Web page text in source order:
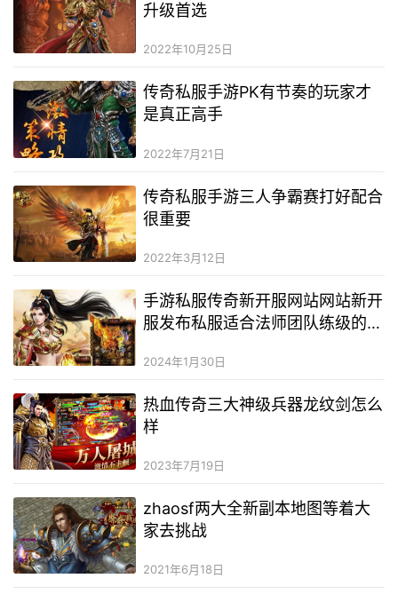
升级首选
2022年10月25日
传奇私服手游PK有节奏的玩家才
是真正高手
2022年7月21日
传奇私服手游三人争霸赛打好配合
很重要
2022年3月12日
手游私服传奇新开服网站网站新开
服发布私服适合法师团队练级的基
2024年1月30日
热血传奇三大神级兵器龙纹剑怎么
样
2023年7月19日
zhaosf两大全新副本地图等着大
家去挑战
2021年6月18日